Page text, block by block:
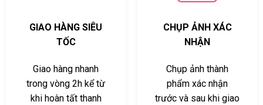
GIAO HÀNG SIÊU
TỐC
Giao hàng nhanh
trong vòng 2h kể từ
khi hoàn tất thanh
CHỤP ẢNH XÁC
NHẬN
Chụp ảnh thành
phẩm xác nhận
trước và sau khi giao